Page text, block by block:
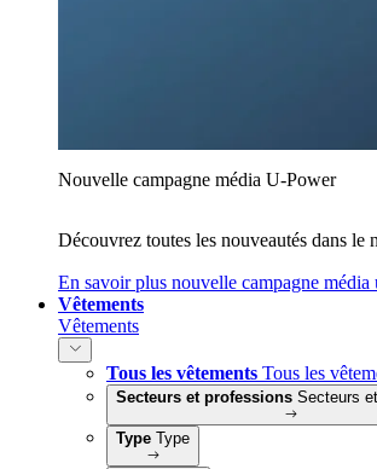
Nouvelle campagne média U‑Power
Découvrez toutes les nouveautés dans le
En savoir plus nouvelle campagne média
Vêtements
Vêtements
Tous les vêtements Tous les
Secteurs et professions Secteurs
Type Type